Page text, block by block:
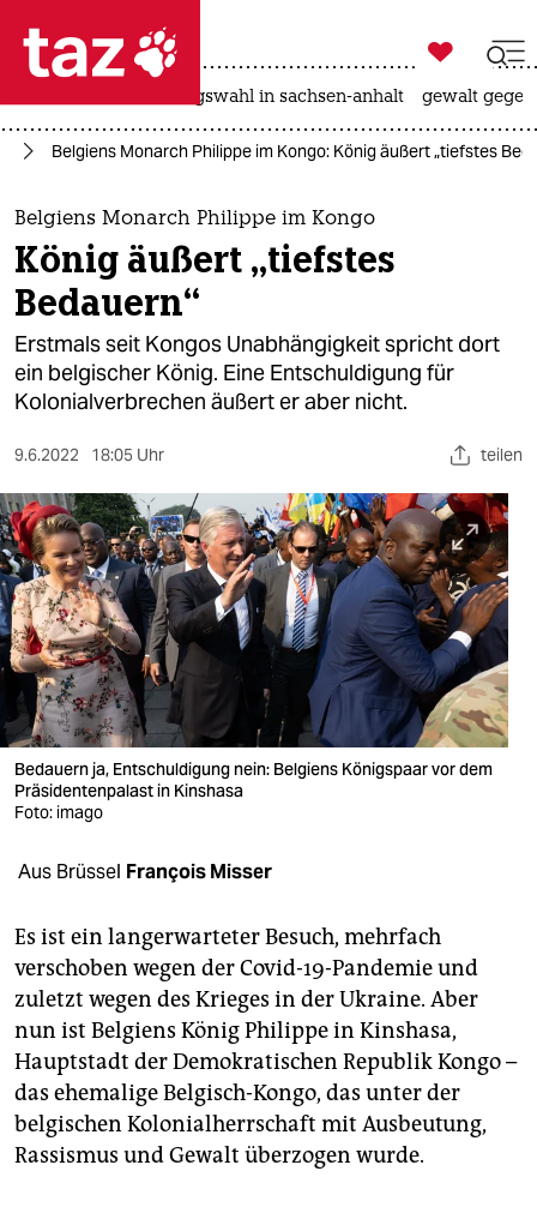
 taz zahl ich
taz zahl ich
themen
politik
öko
gesellschaft
sport
berlin
nord
wahrheit
verlag
verlag
veranstaltungen
unterstützen
abo
genossenschaft
epaper login

taz zahl ich
landtagswahl in sachsen-anhalt gewalt
Belgiens Monarch Philippe im Kongo: König äußert „tiefstes
Belgiens Monarch Philippe im Kongo
König äußert „tiefstes
Bedauern“
Erstmals seit Kongos Unabhängigkeit spricht dort
ein belgischer König. Eine Entschuldigung für
Kolonialverbrechen äußert er aber nicht.
9.6.2022 18:05 Uhr teilen
Bedauern ja, Entschuldigung nein: Belgiens Königspaar vor dem
Präsidentenpalast in Kinshasa
Foto: imago
Aus Brüssel François Misser
Es ist ein langerwarteter Besuch, mehrfach
verschoben wegen der Covid-19-Pandemie und
zuletzt wegen des Krieges in der Ukraine. Aber
nun ist Belgiens König Philippe in Kinshasa,
Hauptstadt der Demokratischen Republik Kongo –
das ehemalige Belgisch-Kongo, das unter der
belgischen Kolonialherrschaft mit Ausbeutung,
Rassismus und Gewalt überzogen wurde.